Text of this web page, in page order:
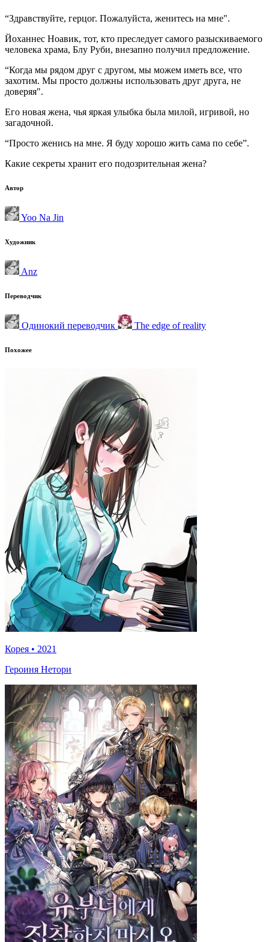
“Здравствуйте, герцог. Пожалуйста, женитесь на мне".
Йоханнес Ноавик, тот, кто преследует самого разыскиваемого
человека храма, Блу Руби, внезапно получил предложение.
“Когда мы рядом друг с другом, мы можем иметь все, что
захотим. Мы просто должны использовать друг друга, не
доверяя".
Его новая жена, чья яркая улыбка была милой, игривой, но
загадочной.
“Просто женись на мне. Я буду хорошо жить самa по себе”.
Какие секреты хранит его подозрительная жена?
Автор
Yoo Na Jin
Художник
Anz
Переводчик
Одинокий переводчик The edge of reality
Похожее
Корея • 2021
Героиня Нетори